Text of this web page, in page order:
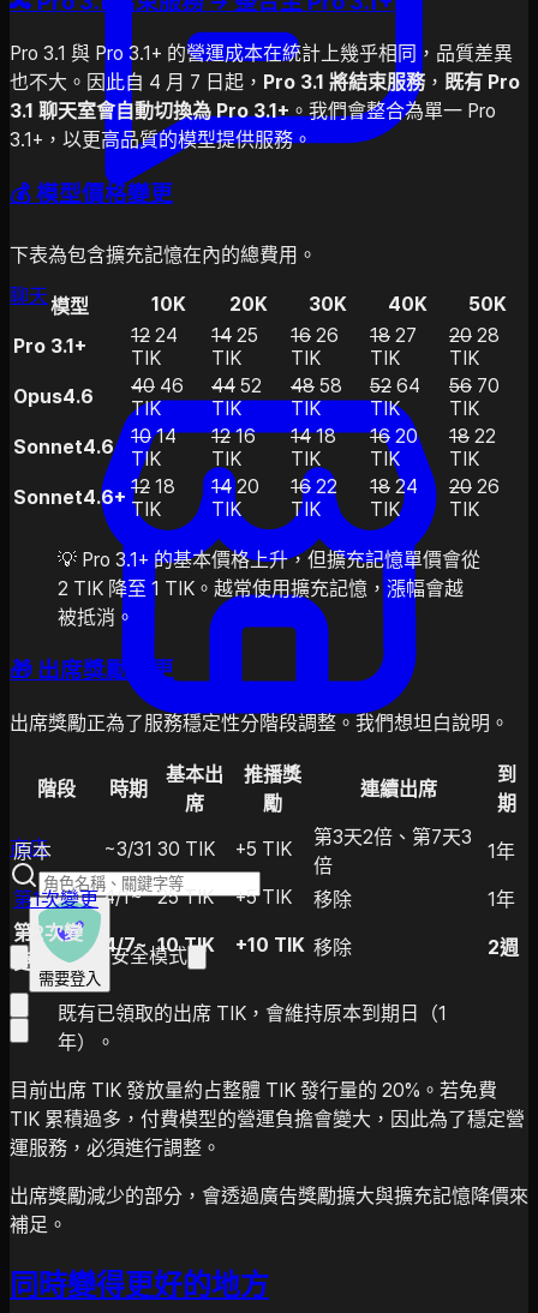
聊天
商店
需要登入
安全模式
Pro 3.1 與 Pro 3.1+ 的營運成本在統計上幾乎相同，品質差異
也不大。因此自 4 月 7 日起， Pro 3.1 將結束服務， 既有 Pro
3.1 聊天室會自動切換為 Pro 3.1+。我們會整合為單一 Pro
3.1+，以更高品質的模型提供服務。
💰 模型價格變更
下表為包含擴充記憶在內的總費用。
模型 10K 20K 30K 40K
50K
Pro 3.1+
12 24
TIK
14 25
TIK
16 26
TIK
18 27
TIK
20 28
TIK
Opus4.6
40 46
TIK
44 52
TIK
48 58
TIK
52 64
TIK
56 70
TIK
Sonnet4.6
1014
TIK
1216
TIK
1418
TIK
16 20
TIK
18 22
TIK
Sonnet4.6+ 12 18
TIK
1420
TIK
16 22
TIK
18 24
TIK
20 26
TIK
💡 Pro 3.1+ 的基本價格上升，但擴充記憶單價會從
2 TIK 降至 1 TIK。越常使用擴充記憶，漲幅會越
被抵消。
🎁 出席獎勵變更
出席獎勵正為了服務穩定性分階段調整。我們想坦白說明。
階段 時期
基本出
席
推播獎
勵
連續出席
到
期
原本 ~3/31 30 TIK +5 TIK
第3天2倍、第7天3
倍
1年
第1次變更 4/1~ 25 TIK +5 TIK 移除
1年
第2次變
更
4/7~ 10 TIK +10 TIK 移除 2週
既有已領取的出席 TIK，會維持原本到期日（1
年）。
目前出席 TIK 發放量約占整體 TIK 發行量的 20%。若免費
TIK 累積過多，付費模型的營運負擔會變大，因此為了穩定營
運服務，必須進行調整。
出席獎勵減少的部分，會透過廣告獎勵擴大與擴充記憶降價來
補足。
同時變得更好的地方